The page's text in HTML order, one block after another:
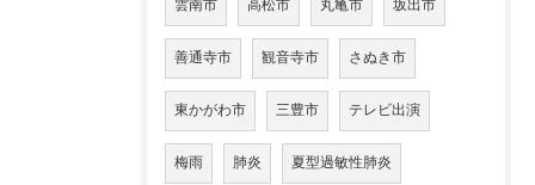
雲南市 高松市 丸亀市 坂出市
善通寺市 観音寺市 さぬき市
東かがわ市 三豊市 テレビ出演
梅雨 肺炎 夏型過敏性肺炎